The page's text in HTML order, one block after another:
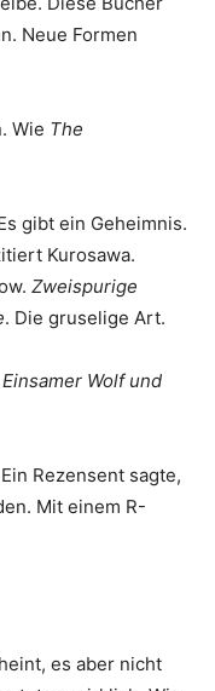
Neue Formen
Wie The
gibt ein Geheimnis.
Kurosawa.
Zweispurige
. Die gruselige Art.
Einsamer Wolf und
Rezensent sagte,
Mit einem R-
es aber nicht